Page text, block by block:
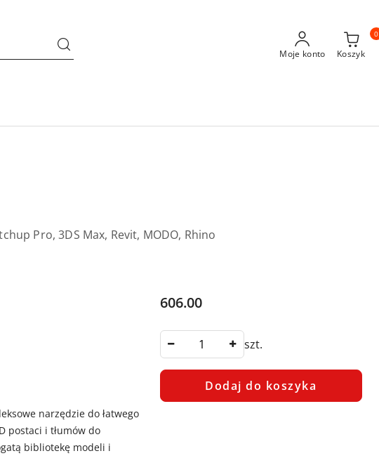
Moje konto Koszyk
0
Pro, 3DS Max, Revit, MODO, Rhino
narzędzie do łatwego
postaci i tłumów do
bibliotekę modeli i
Cena:
606.00
szt.
Dodaj do koszyka